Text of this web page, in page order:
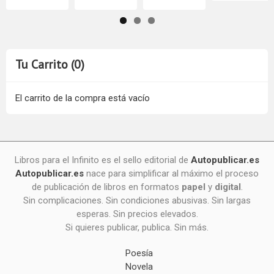
Tu Carrito (0)
El carrito de la compra está vacío
Libros para el Infinito es el sello editorial de Autopublicar.es
Autopublicar.es nace para simplificar al máximo el proceso
de publicación de libros en formatos papel y digital.
Sin complicaciones. Sin condiciones abusivas. Sin largas
esperas. Sin precios elevados.
Si quieres publicar, publica. Sin más.
Poesía
Novela